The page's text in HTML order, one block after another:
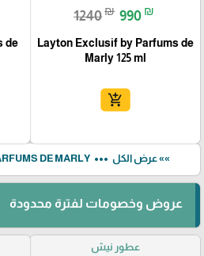
1240₪ 990 ₪
Layton Exclusif by Parfums de
Marly 125 ml
add_shopping_cart
de
»» عرض الكل more_horiz PARFUMS DE MARLY - بارفيومز دي مارلي
عروض وخصومات لفترة محدودة
عطور نيش